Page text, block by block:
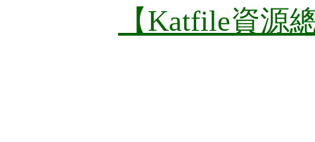
【Katfile資源